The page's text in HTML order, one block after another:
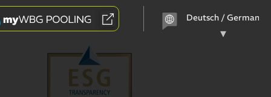
Sprache
auswählen